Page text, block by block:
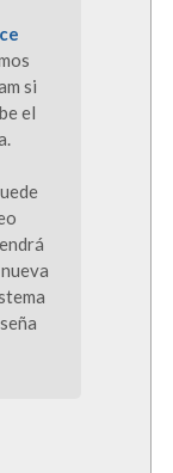
si
el